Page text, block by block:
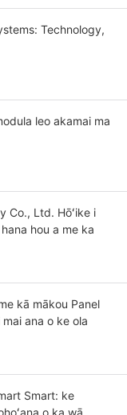
Technology,
leo akamai ma
Co., Ltd. Hōʻike i
hou a me ka
kā mākou Panel
mai ana o ke ola
Smart: ke
o ka wā